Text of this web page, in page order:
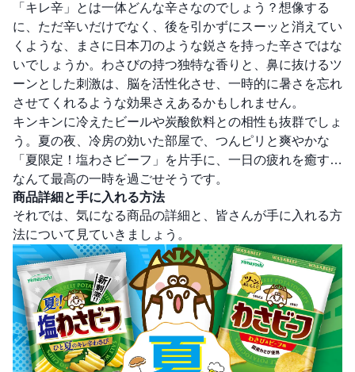
「キレ辛」とは一体どんな辛さなのでしょう？想像する
に、ただ辛いだけでなく、後を引かずにスーッと消えてい
くような、まさに日本刀のような鋭さを持った辛さではな
いでしょうか。わさびの持つ独特な香りと、鼻に抜けるツ
ーンとした刺激は、脳を活性化させ、一時的に暑さを忘れ
させてくれるような効果さえあるかもしれません。
キンキンに冷えたビールや炭酸飲料との相性も抜群でしょ
う。夏の夜、冷房の効いた部屋で、つんピリと爽やかな
「夏限定！塩わさビーフ」を片手に、一日の疲れを癒す…
なんて最高の一時を過ごせそうです。
商品詳細と手に入れる方法
それでは、気になる商品の詳細と、皆さんが手に入れる方
法について見ていきましょう。